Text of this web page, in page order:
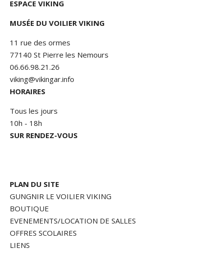
ESPACE VIKING
MUSÉE DU VOILIER VIKING
11 rue des ormes
77140 St Pierre les Nemours
06.66.98.21.26
viking@vikingar.info
HORAIRES
Tous les jours
10h - 18h
SUR RENDEZ-VOUS
PLAN DU SITE
GUNGNIR LE VOILIER VIKING
BOUTIQUE
EVENEMENTS/LOCATION DE SALLES
OFFRES SCOLAIRES
LIENS